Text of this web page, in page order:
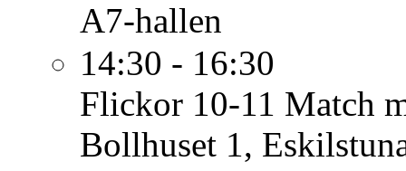
A7-hallen
14:30 - 16:30
Flickor 10-11 Match
Bollhuset 1,